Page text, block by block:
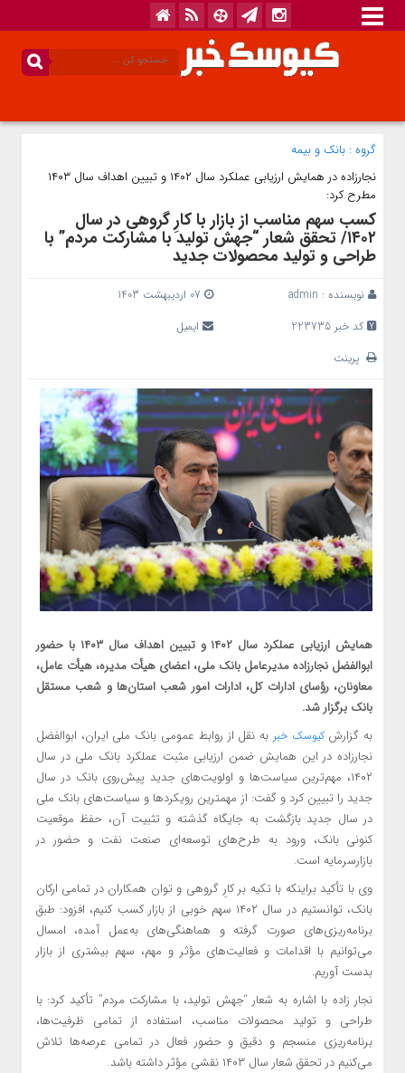
گروه : بانک‌ و بیمه
نجارزاده در همایش ارزیابی عملکرد سال ۱۴۰۲ و تبیین اهداف سال ۱۴۰۳
مطرح کرد:
کسب سهم مناسب از بازار با کارِ گروهی در سال
۱۴۰۲/ تحقق شعار “جهش تولید با مشارکت مردم” با
طراحی و تولید محصولات جدید
نویسنده : admin
کد خبر 223735
ایمیل
پرینت
همایش ارزیابی عملکرد سال ۱۴۰۲ و تبیین اهداف سال ۱۴۰۳ با حضور
ابوالفضل نجارزاده مدیرعامل بانک ملی، اعضای هیأت مدیره، هیأت عامل،
معاونان، رؤسای ادارات کل، ادارات امور شعب استان‌ها و شعب مستقل
بانک برگزار شد.
به گزارشکیوسک خبر به نقل از روابط عمومی بانک ملی ایران، ابوالفضل
نجارزاده در این همایش ضمن ارزیابی مثبت عملکرد بانک ملی در سال
۱۴۰۲، مهم‌ترین سیاست‌ها و اولویت‌های جدید پیش‌روی بانک در سال
جدید را تبیین کرد و گفت: از مهمترین رویکردها و سیاست‌های بانک ملی
در سال جدید بازگشت به جایگاه گذشته و تثبیت آن، حفظ موقعیت
کنونی بانک، ورود به طرح‌های توسعه‌ای صنعت نفت و حضور در
بازارسرمایه است.
وی با تأکید براینکه با تکیه بر کارِ گروهی و توان همکاران در تمامی ارکان
بانک، توانستیم در سال ۱۴۰۲ سهم خوبی از بازار کسب کنیم، افزود: طبق
برنامه‌ریزی‌های صورت گرفته و هماهنگی‌های به‌عمل آمده، امسال
می‌توانیم با اقدامات و فعالیت‌های مؤثر و مهم، سهم بیشتری از بازار
بدست آوریم.
نجار زاده با اشاره به شعار “جهش تولید، با مشارکت مردم” تأکید کرد: با
طراحی و تولید محصولات مناسب، استفاده از تمامی ظرفیت‌ها،
برنامه‌ریزی منسجم و دقیق و حضور فعال در تمامی عرصه‌ها تلاش
می‌کنیم در تحقق شعار سال ۱۴۰۳ نقشی مؤثر داشته باشد.